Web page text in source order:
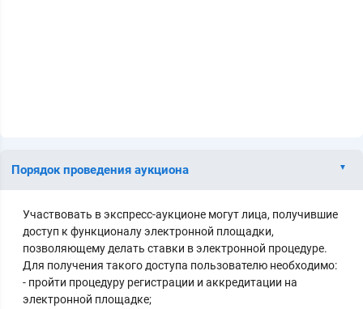
Порядок проведения аукциона
Участвовать в экспресс-аукционе могут лица, получившие
доступ к функционалу электронной площадки,
позволяющему делать ставки в электронной процедуре.
Для получения такого доступа пользователю необходимо:
- пройти процедуру регистрации и аккредитации на
электронной площадке;